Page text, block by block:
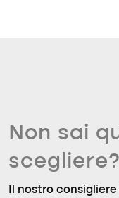
Non sai
scegliere?
Il nostro